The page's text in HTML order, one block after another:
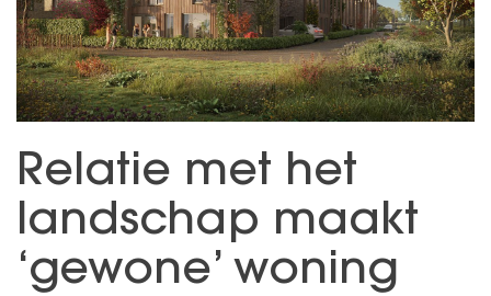
Relatie met het
landschap maakt
‘gewone’ woning